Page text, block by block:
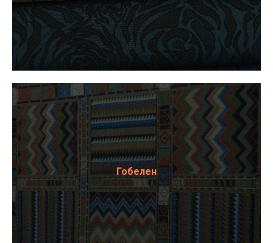
Гобелен